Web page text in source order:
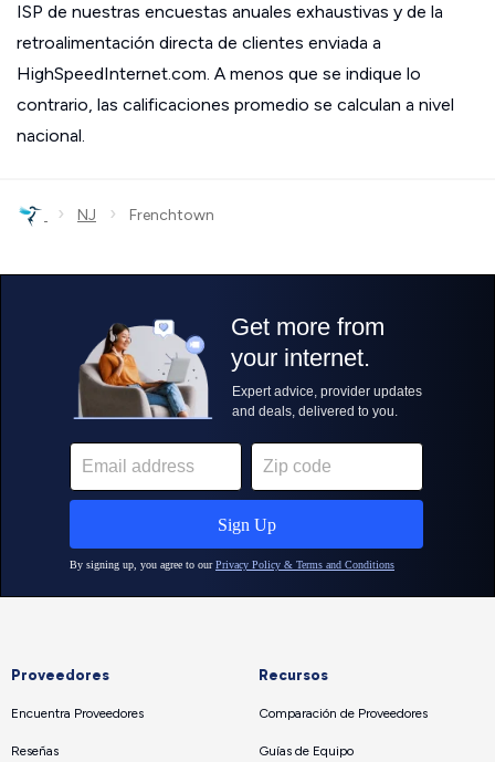
ISP de nuestras encuestas anuales exhaustivas y de la
retroalimentación directa de clientes enviada a
HighSpeedInternet.com. A menos que se indique lo
contrario, las calificaciones promedio se calculan a nivel
nacional.
› NJ › Frenchtown
Proveedores
Encuentra Proveedores
Reseñas
Recursos
Comparación de Proveedores
Guías de Equipo